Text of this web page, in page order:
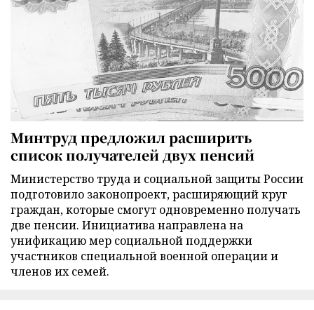
Минтруд предложил расширить
список получателей двух пенсий
Министерство труда и социальной защиты России
подготовило законопроект, расширяющий круг
граждан, которые смогут одновременно получать
две пенсии. Инициатива направлена на
унификацию мер социальной поддержки
участников специальной военной операции и
членов их семей.